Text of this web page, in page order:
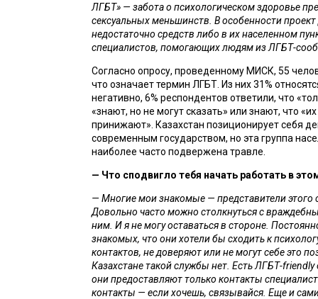
ЛГБТ» — забота о психологическом здоровье
сексуальных меньшинств. В особенности проект
недостаточно средств либо в их населенном
специалистов, помогающих людям из ЛГБТ-
Согласно опросу, проведенному МИСК, 55
что означает термин ЛГБТ. Из них 31%
негативно, 6% респондентов ответили, что
«знают, но не могут сказать» или знают, что
принижают». Казахстан позиционирует себя
современным государством, но эта группа
наиболее часто подвержена травле.
— Что сподвигло тебя начать работать в
— Многие мои знакомые — представители этого
Довольно часто можно столкнуться с
ним. И я не могу оставаться в стороне.
знакомых, что они хотели бы сходить к
контактов, не доверяют или не могут себе это
Казахстане такой службы нет. Есть ЛГБТ-friendly
они предоставляют только контакты
контакты — если хочешь, связывайся. Еще и